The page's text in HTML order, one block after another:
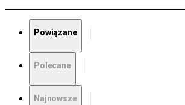
Powiązane
Polecane
Najnowsze